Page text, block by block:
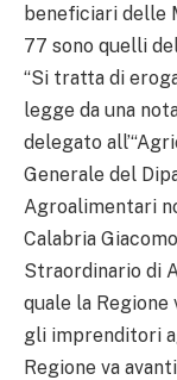
beneficiari delle
77 sono quelli
“Si tratta di
legge da una
delegato
Generale del
Agroalimentari
Calabria
Straordinario di
quale la Regione
gli imprenditori
Regione va